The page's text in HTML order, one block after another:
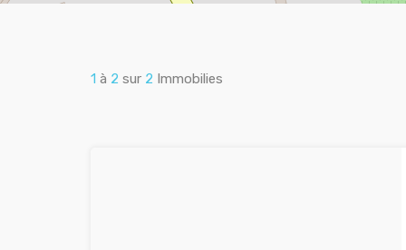
1 à 2 sur 2 Immobilies